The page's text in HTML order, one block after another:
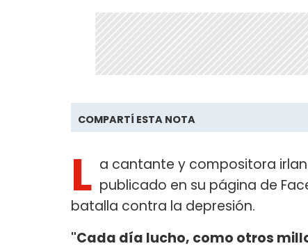
COMPARTÍ ESTA NOTA
L a cantante y compositora
publicado en su página de
batalla contra la depresión.
"Cada día lucho, como otros